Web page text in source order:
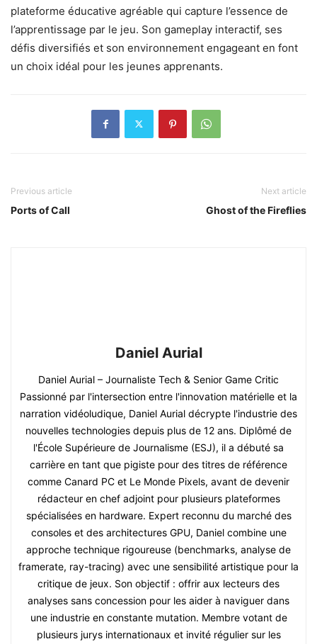
plateforme éducative agréable qui capture l’essence de
l’apprentissage par le jeu. Son gameplay interactif, ses
défis diversifiés et son environnement engageant en font
un choix idéal pour les jeunes apprenants.
Previous article
Ports of Call
Next article
Ghost of the Fireflies
Daniel Aurial
Daniel Aurial – Journaliste Tech & Senior Game Critic
Passionné par l'intersection entre l'innovation matérielle et la
narration vidéoludique, Daniel Aurial décrypte l'industrie des
nouvelles technologies depuis plus de 12 ans. Diplômé de
l'École Supérieure de Journalisme (ESJ), il a débuté sa
carrière en tant que pigiste pour des titres de référence
comme Canard PC et Le Monde Pixels, avant de devenir
rédacteur en chef adjoint pour plusieurs plateformes
spécialisées en hardware. Expert reconnu du marché des
consoles et des architectures GPU, Daniel combine une
approche technique rigoureuse (benchmarks, analyse de
framerate, ray-tracing) avec une sensibilité artistique pour la
critique de jeux. Son objectif : offrir aux lecteurs des
analyses sans concession pour les aider à naviguer dans
une industrie en constante mutation. Membre votant de
plusieurs jurys internationaux et invité régulier sur les